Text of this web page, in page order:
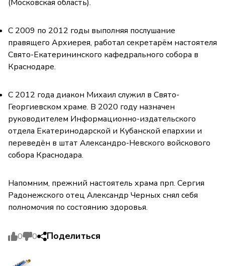
(Московская область).
С 2009 по 2012 годы выполняя послушание
правящего Архиерея, работал секретарём настоятеля
Свято-Екатерининского кафедрального собора в
Краснодаре.
С 2012 года диакон Михаил служил в Свято-
Георгиевском храме. В 2020 году назначен
руководителем Информационно-издательского
отдела Екатеринодарской и Кубанской епархии и
переведён в штат Александро-Невского войскового
собора Краснодара.
Напомним, прежний настоятель храма прп. Сергия
Радонежского отец Александр Черных снял себя
полномочия по состоянию здоровья.
0 0 Поделиться